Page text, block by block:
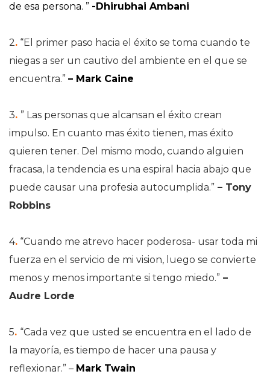
de esa persona. ” -Dhirubhai Ambani
2. “El primer paso hacia el éxito se toma cuando te
niegas a ser un cautivo del ambiente en el que se
encuentra.” – Mark Caine
3. ” Las personas que alcansan el éxito crean
impulso. En cuanto mas éxito tienen, mas éxito
quieren tener. Del mismo modo, cuando alguien
fracasa, la tendencia es una espiral hacia abajo que
puede causar una profesia autocumplida.” – Tony
Robbins
4. “Cuando me atrevo hacer poderosa- usar toda mi
fuerza en el servicio de mi vision, luego se convierte
menos y menos importante si tengo miedo.” –
Audre Lorde
5. “Cada vez que usted se encuentra en el lado de
la mayoría, es tiempo de hacer una pausa y
reflexionar.” – Mark Twain